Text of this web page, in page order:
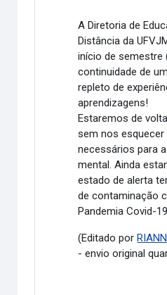
A Diretoria de
Distância da
início de semestre
continuidade de
repleto de
aprendizagens!
Estaremos de
sem nos
necessários para
mental. Ainda
estado de alerta
de contaminação
Pandemia Covid-19.
(Editado por
- envio original